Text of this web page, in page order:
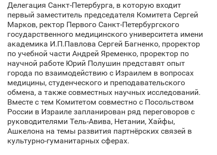
Делегация Санкт‑Петербурга, в которую входит
первый заместитель председателя Комитета Сергей
Марков, ректор Первого Санкт‑Петербургского
государственного медицинского университета имени
академика И.П.Павлова Сергей Багненко, проректор
по учебной части Андрей Яременко, проректор по
научной работе Юрий Полушин представят опыт
города по взаимодействию с Израилем в вопросах
медицины, студенческого и преподавательского
обмена, а также совместных научных исследований.
Вместе с тем Комитетом совместно с Посольством
России в Израиле запланирован ряд переговоров с
руководителями Тель-Авива, Нетании, Хайфы,
Ашкелона на темы развития партнёрских связей в
культурно-гуманитарных сферах.